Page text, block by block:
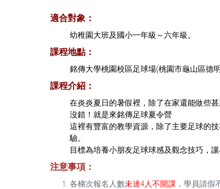
適合對象：
幼稚園大班及國小一年級～六年級。
課程地點：
銘傳大學桃園校區足球場(桃園市龜山區德
課程介紹：
在炎炎夏日的暑假裡，除了在家還能做些
沒錯！就是來銘傳足球夏令營
這裡有豐富的教學資源，除了主要足球的
驗。
目標為培養小朋友足球球感及觀念技巧，
注意事項：
各梯次報名人數未達4人不開課 ，學員請假